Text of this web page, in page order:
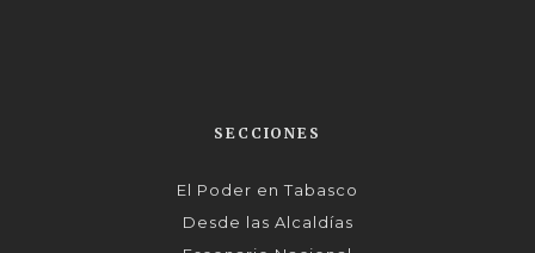
SECCIONES
El Poder en Tabasco
Desde las Alcaldías